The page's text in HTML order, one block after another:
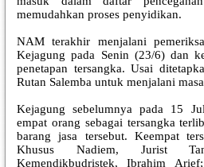
memudahkan proses penyidikan.
NAM terakhir menjalani
Kejagung pada Senin (23/6) dan
penetapan tersangka. Usai
Rutan Salemba untuk menjalani
Kejagung sebelumnya pada 15
empat orang sebagai tersangka
barang jasa tersebut. Keempat
Khusus Nadiem, Jurist
Kemendikbudristek, Ibrahim